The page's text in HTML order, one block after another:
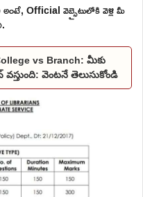
Official వెబ్సైటులోకి వెళ్లి మీ
vs Branch: మీకు
వెంటనే తెలుసుకోండి